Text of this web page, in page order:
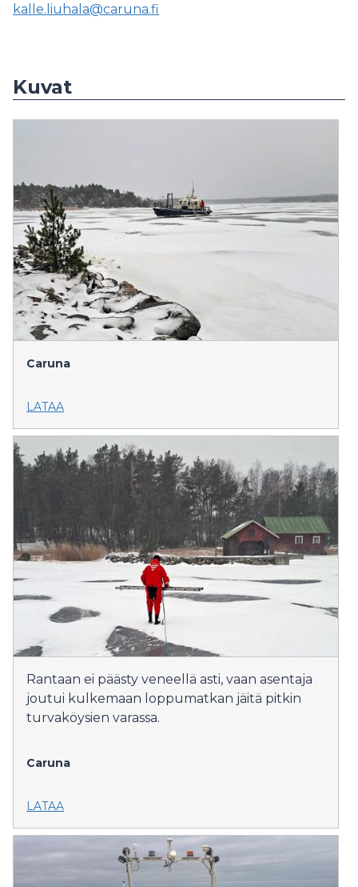
kalle.liuhala@caruna.fi
Kuvat
Caruna
LATAA
Rantaan ei päästy veneellä asti, vaan asentaja
joutui kulkemaan loppumatkan jäitä pitkin
turvaköysien varassa.
Caruna
LATAA